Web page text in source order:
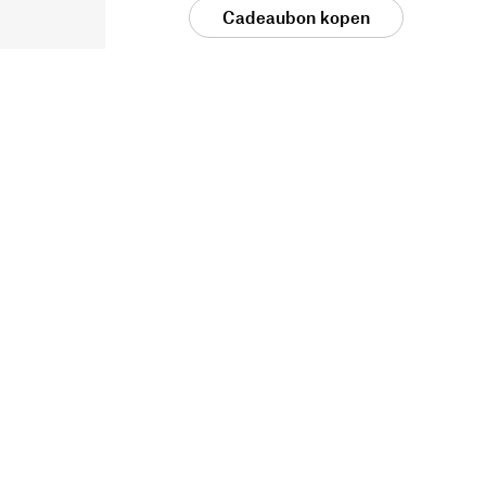
Cadeaubon kopen